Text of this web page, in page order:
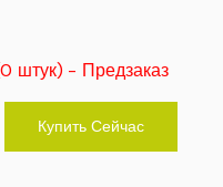
штук) - Предзаказ
Купить Сейчас